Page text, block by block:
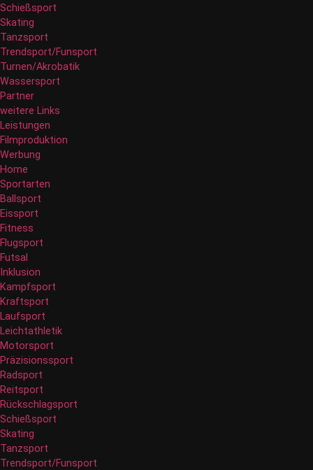
Schießsport
Skating
Tanzsport
Trendsport/Funsport
Turnen/Akrobatik
Wassersport
Partner
weitere Links
Leistungen
Filmproduktion
Werbung
Menü
Home
Sportarten
Ballsport
Eissport
Fitness
Flugsport
Futsal
Inklusion
Kampfsport
Kraftsport
Laufsport
Leichtathletik
Motorsport
Präzisionssport
Radsport
Reitsport
Rückschlagsport
Schießsport
Skating
Tanzsport
Trendsport/Funsport